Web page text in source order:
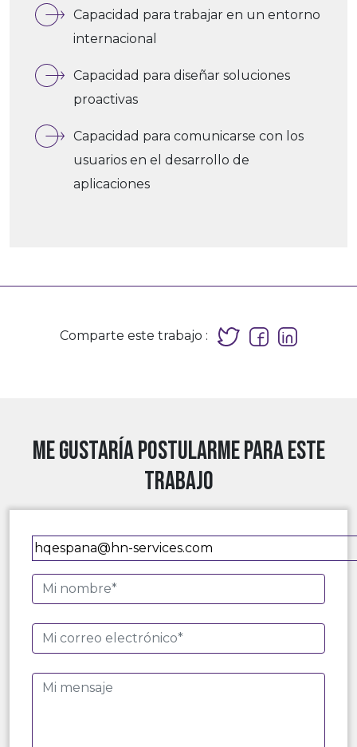
Capacidad para trabajar en un entorno
internacional
Capacidad para diseñar soluciones
proactivas
Capacidad para comunicarse con los
usuarios en el desarrollo de
aplicaciones
Comparte este trabajo :
Me gustaría postularme para este
trabajo